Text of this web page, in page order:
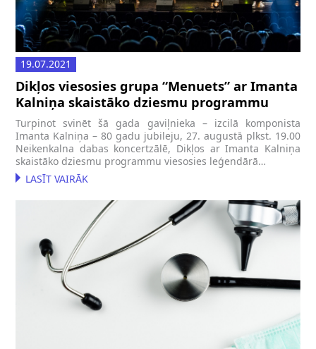
19.07.2021
Dikļos viesosies grupa “Menuets” ar Imanta
Kalniņa skaistāko dziesmu programmu
Turpinot svinēt šā gada gaviļnieka – izcilā komponista
Imanta Kalniņa – 80 gadu jubileju, 27. augustā plkst. 19.00
Neikenkalna dabas koncertzālē, Dikļos ar Imanta Kalniņa
skaistāko dziesmu programmu viesosies leģendārā…
LASĪT VAIRĀK